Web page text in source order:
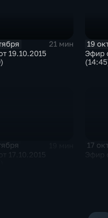
21 мин
19.10.2015
19
Эфир
17